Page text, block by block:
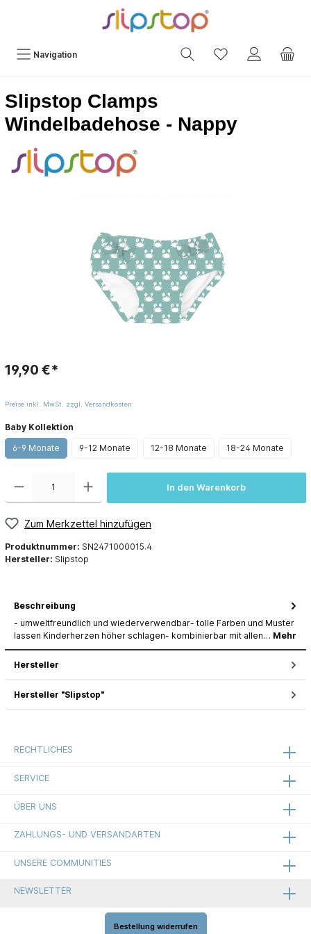
Navigation
Slipstop Clamps
Windelbadehose - Nappy
19,90 €*
Preise inkl. MwSt. zzgl. Versandkosten
Baby Kollektion
6-9 Monate 9-12 Monate 12-18 Monate 18-24 Monate
In den Warenkorb
Zum Merkzettel hinzufügen
Produktnummer: SN2471000015.4
Hersteller: Slipstop
Beschreibung
- umweltfreundlich und wiederverwendbar- tolle Farben und Muster
lassen Kinderherzen höher schlagen- kombinierbar mit allen… Mehr
Hersteller
Hersteller "Slipstop"
RECHTLICHES
SERVICE
ÜBER UNS
ZAHLUNGS- UND VERSANDARTEN
UNSERE COMMUNITIES
NEWSLETTER
Bestellung widerrufen